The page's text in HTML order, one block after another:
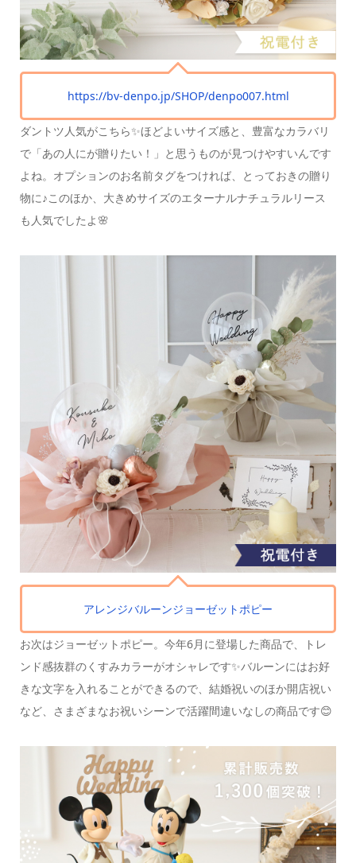
https://bv-denpo.jp/SHOP/denpo007.html
ダントツ人気がこちら✨ほどよいサイズ感と、豊富なカラバリ
で「あの人にが贈りたい！」と思うものが見つけやすいんです
よね。 オプションのお名前タグをつければ、とっておきの贈り
物に♪このほか、大きめサイズのエターナルナチュラルリース
も人気でしたよ🌸
アレンジバルーンジョーゼットポピー
お次はジョーゼットポピー。 今年6月に登場した商品で、トレ
ンド感抜群のくすみカラーがオシャレです✨バルーンにはお好
きな文字を入れることができるので、 結婚祝いのほか開店祝い
など、
さまざまなお祝いシーンで活躍間違いなしの商品です😊